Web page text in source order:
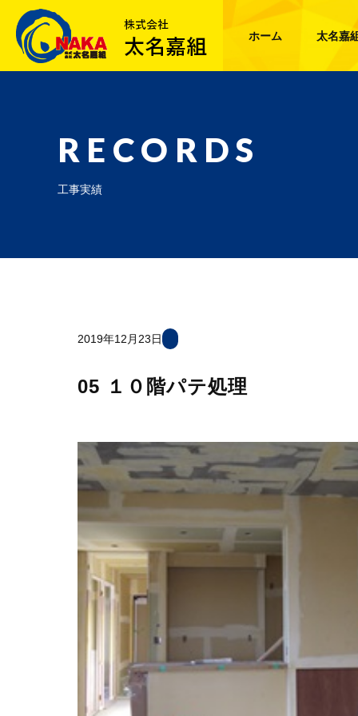
ホーム 太名嘉
RECORDS
工事実績
2019年12月23日
05 １０階パテ処理